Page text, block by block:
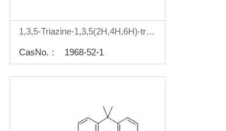
1,3,5-Triazine-1,3,5(2H,4H,6H)-triacetic acid, 2,4,6-trioxo-
CasNo.： 1968-52-1